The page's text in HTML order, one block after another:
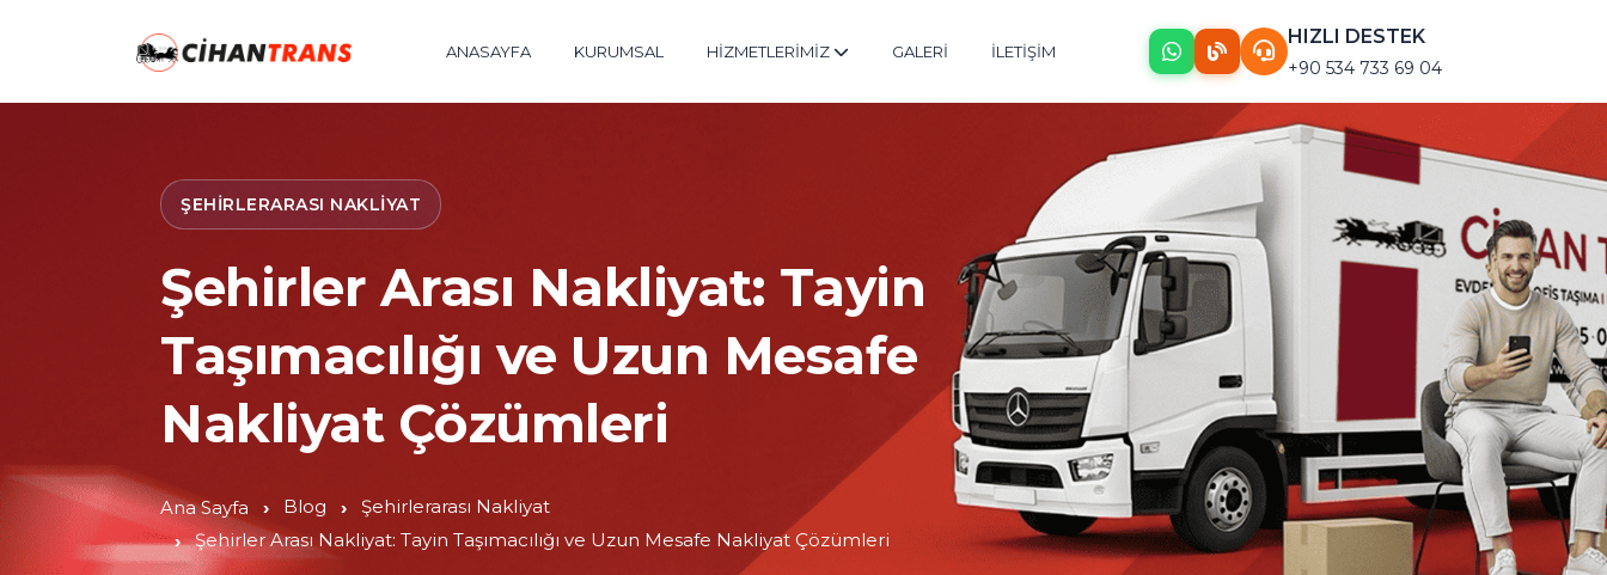
ANASAYFA KURUMSAL HİZMETLERİMİZ GALERİ İLETİŞİM
HIZLI DESTEK
+90 534 733 69 04
ŞEHIRLERARASI NAKLIYAT
Şehirler Arası Nakliyat: Tayin
Taşımacılığı ve Uzun Mesafe
Nakliyat Çözümleri
Ana Sayfa Blog
Şehirlerarası Nakliyat
Şehirler Arası Nakliyat: Tayin Taşımacılığı ve Uzun Mesafe Nakliyat Çözümleri